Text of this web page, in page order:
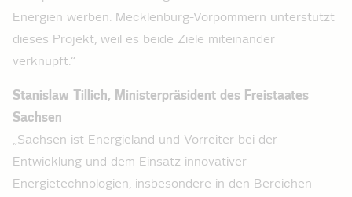
Energien werben. Mecklenburg-Vorpommern unterstützt
dieses Projekt, weil es beide Ziele miteinander
verknüpft.“
Stanislaw Tillich, Ministerpräsident des Freistaates
Sachsen
„Sachsen ist Energieland und Vorreiter bei der
Entwicklung und dem Einsatz innovativer
Energietechnologien, insbesondere in den Bereichen